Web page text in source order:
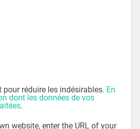
pour réduire les indésirables. En
dont les données de vos
.
website, enter the URL of your